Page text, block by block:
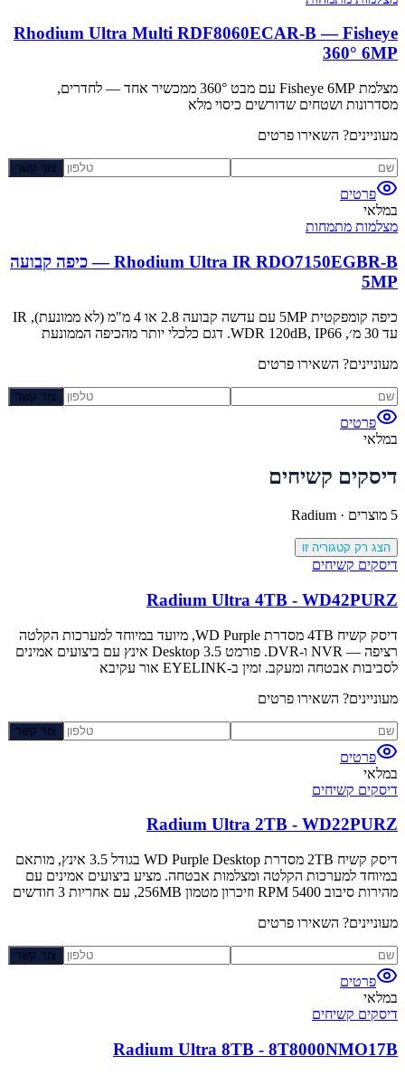
Rhodium Ultra Multi RDF8060ECAR-B — Fisheye
360° 6MP
מצלמת Fisheye 6MP עם מבט 360° ממכשיר אחד — לחדרים,
מסדרונות ושטחים שדורשים כיסוי מלא
מעוניינים? השאירו פרטים
צור קשר
פרטים
במלאי
מצלמות מתמחות
Rhodium Ultra IR RDO7150EGBR-B — כיפה קבועה
5MP
כיפה קומפקטית 5MP עם עדשה קבועה 2.8 או 4 מ"מ (לא ממונעת), IR
עד 30 מ׳, WDR 120dB, IP66. דגם כלכלי יותר מהכיפה הממונעת
מעוניינים? השאירו פרטים
צור קשר
פרטים
במלאי
דיסקים קשיחים
5 מוצרים · Radium
הצג רק קטגוריה זו
דיסקים קשיחים
Radium Ultra 4TB - WD42PURZ
דיסק קשיח 4TB מסדרת WD Purple, מיועד במיוחד למערכות הקלטה
רציפה — NVR ו-DVR. פורמט Desktop 3.5 אינץ עם ביצועים אמינים
לסביבות אבטחה ומעקב. זמין ב-EYELINK אור עקיבא
מעוניינים? השאירו פרטים
צור קשר
פרטים
במלאי
דיסקים קשיחים
Radium Ultra 2TB - WD22PURZ
דיסק קשיח 2TB מסדרת WD Purple Desktop בגודל 3.5 אינץ, מותאם
במיוחד למערכות הקלטה ומצלמות אבטחה. מציע ביצועים אמינים עם
מהירות סיבוב 5400 RPM וזיכרון מטמון 256MB, עם אחריות 3 חודשים
מעוניינים? השאירו פרטים
צור קשר
פרטים
במלאי
דיסקים קשיחים
Radium Ultra 8TB - 8T8000NMO17B